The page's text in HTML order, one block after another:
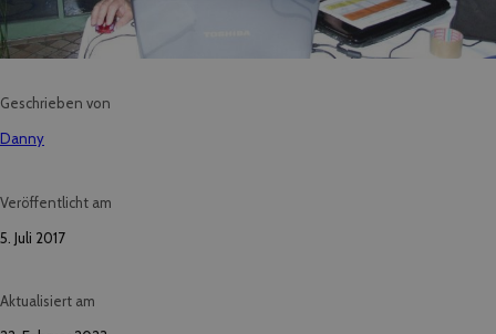
Geschrieben von
Danny
Veröffentlicht am
5. Juli 2017
Aktualisiert am